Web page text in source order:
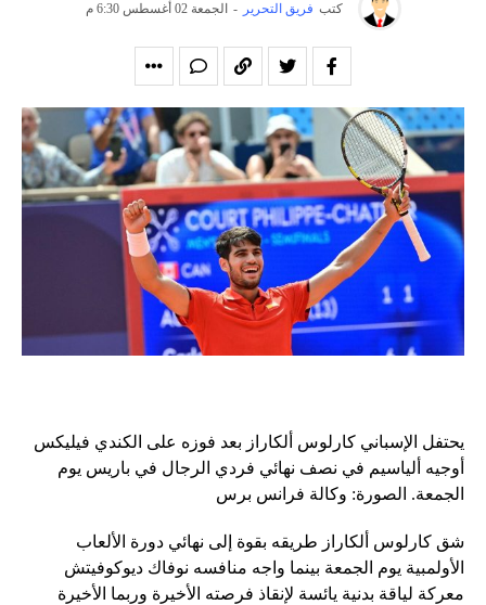
كتب فريق التحرير - الجمعة 02 أغسطس 6:30 م
يحتفل الإسباني كارلوس ألكاراز بعد فوزه على الكندي فيليكس
أوجيه ألياسيم في نصف نهائي فردي الرجال في باريس يوم
الجمعة. الصورة: وكالة فرانس برس
شق كارلوس ألكاراز طريقه بقوة إلى نهائي دورة الألعاب
الأولمبية يوم الجمعة بينما واجه منافسه نوفاك ديوكوفيتش
معركة لياقة بدنية يائسة لإنقاذ فرصته الأخيرة وربما الأخيرة